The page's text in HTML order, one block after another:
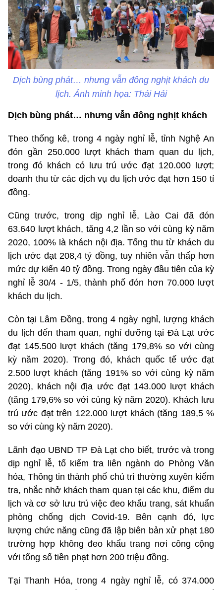
Dịch bùng phát… nhưng vẫn đông nghịt khách du
lịch. Ảnh minh họa: Thái Hải
Dịch bùng phát… nhưng vẫn đông nghịt khách
Theo thống kê, trong 4 ngày nghỉ lễ, tỉnh Nghệ An
đón gần 250.000 lượt khách tham quan du lịch,
trong đó khách có lưu trú ước đạt 120.000 lượt;
doanh thu từ các dịch vụ du lịch ước đạt hơn 150 tỉ
đồng.
Cũng trước, trong dịp nghỉ lễ, Lào Cai đã đón
63.640 lượt khách, tăng 4,2 lần so với cùng kỳ năm
2020, 100% là khách nội địa. Tổng thu từ khách du
lịch ước đạt 208,4 tỷ đồng, tuy nhiên vẫn thấp hơn
mức dự kiến 40 tỷ đồng. Trong ngày đầu tiên của kỳ
nghỉ lễ 30/4 - 1/5, thành phố đón hơn 70.000 lượt
khách du lịch.
Còn tại Lâm Đồng, trong 4 ngày nghỉ, lượng khách
du lịch đến tham quan, nghỉ dưỡng tại Đà Lạt ước
đạt 145.500 lượt khách (tăng 179,8% so với cùng
kỳ năm 2020). Trong đó, khách quốc tế ước đạt
2.500 lượt khách (tăng 191% so với cùng kỳ năm
2020), khách nội địa ước đạt 143.000 lượt khách
(tăng 179,6% so với cùng kỳ năm 2020). Khách lưu
trú ước đạt trên 122.000 lượt khách (tăng 189,5 %
so với cùng kỳ năm 2020).
Lãnh đạo UBND TP Đà Lạt cho biết, trước và trong
dịp nghỉ lễ, tổ kiểm tra liên ngành do Phòng Văn
hóa, Thông tin thành phố chủ trì thường xuyên kiểm
tra, nhắc nhở khách tham quan tại các khu, điểm du
lịch và cơ sở lưu trú việc đeo khẩu trang, sát khuẩn
phòng chống dịch Covid-19. Bên cạnh đó, lực
lượng chức năng cũng đã lập biên bản xử phạt 180
trường hợp không đeo khẩu trang nơi công cộng
với tổng số tiền phạt hơn 200 triệu đồng.
Tại Thanh Hóa, trong 4 ngày nghỉ lễ, có 374.000